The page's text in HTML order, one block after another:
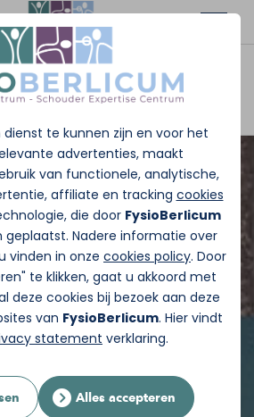
te kunnen zijn en voor het
advertenties, maakt
van functionele, analytische,
affiliate en tracking cookies
die door FysioBerlicum
geplaatst. Nadere informatie over
vinden in onze cookies policy. Door
te klikken, gaat u akkoord met
deze cookies bij bezoek aan deze
van FysioBerlicum. Hier vindt
statement verklaring.
Alles accepteren